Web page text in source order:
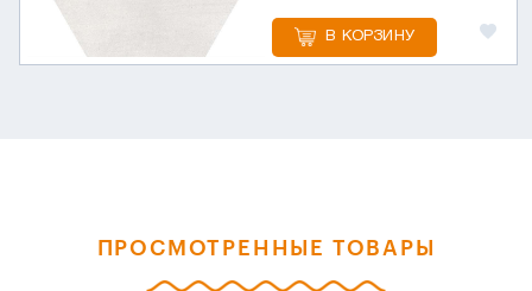
В КОРЗИНУ
ПРОСМОТРЕННЫЕ ТОВАРЫ